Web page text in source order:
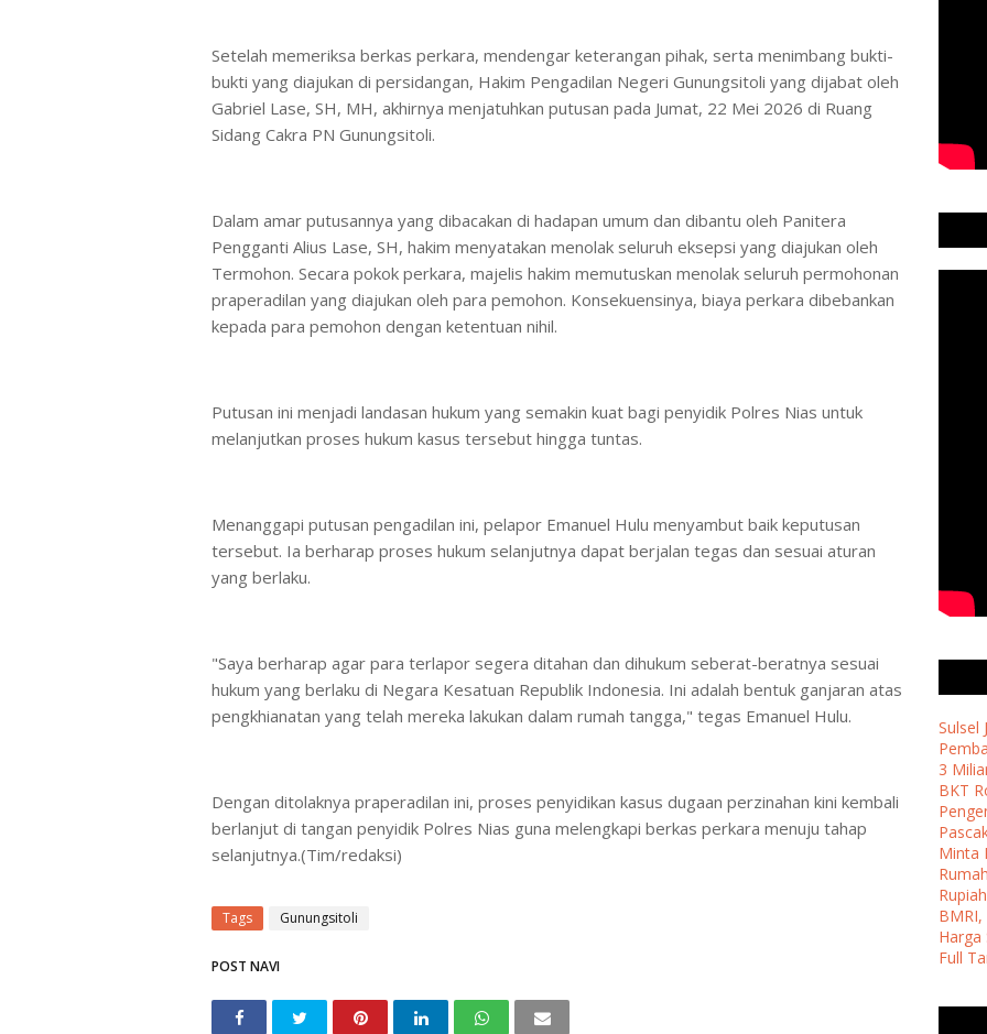
Setelah memeriksa berkas perkara, mendengar keterangan pihak, serta menimbang bukti-
bukti yang diajukan di persidangan, Hakim Pengadilan Negeri Gunungsitoli yang dijabat oleh
Gabriel Lase, SH, MH, akhirnya menjatuhkan putusan pada Jumat, 22 Mei 2026 di Ruang
Sidang Cakra PN Gunungsitoli.
Dalam amar putusannya yang dibacakan di hadapan umum dan dibantu oleh Panitera
Pengganti Alius Lase, SH, hakim menyatakan menolak seluruh eksepsi yang diajukan oleh
Termohon. Secara pokok perkara, majelis hakim memutuskan menolak seluruh permohonan
praperadilan yang diajukan oleh para pemohon. Konsekuensinya, biaya perkara dibebankan
kepada para pemohon dengan ketentuan nihil.
Putusan ini menjadi landasan hukum yang semakin kuat bagi penyidik Polres Nias untuk
melanjutkan proses hukum kasus tersebut hingga tuntas.
Menanggapi putusan pengadilan ini, pelapor Emanuel Hulu menyambut baik keputusan
tersebut. Ia berharap proses hukum selanjutnya dapat berjalan tegas dan sesuai aturan
yang berlaku.
"Saya berharap agar para terlapor segera ditahan dan dihukum seberat-beratnya sesuai
hukum yang berlaku di Negara Kesatuan Republik Indonesia. Ini adalah bentuk ganjaran atas
pengkhianatan yang telah mereka lakukan dalam rumah tangga," tegas Emanuel Hulu.
Dengan ditolaknya praperadilan ini, proses penyidikan kasus dugaan perzinahan kini kembali
berlanjut di tangan penyidik Polres Nias guna melengkapi berkas perkara menuju tahap
selanjutnya.(Tim/redaksi)
Tags Gunungsitoli
POST NAVI
Sulsel
3
BKT
Minta
Rumah
Harga
Full